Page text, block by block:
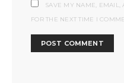
SAVE MY NAME, EMAIL,
FOR THE NEXT TIME I